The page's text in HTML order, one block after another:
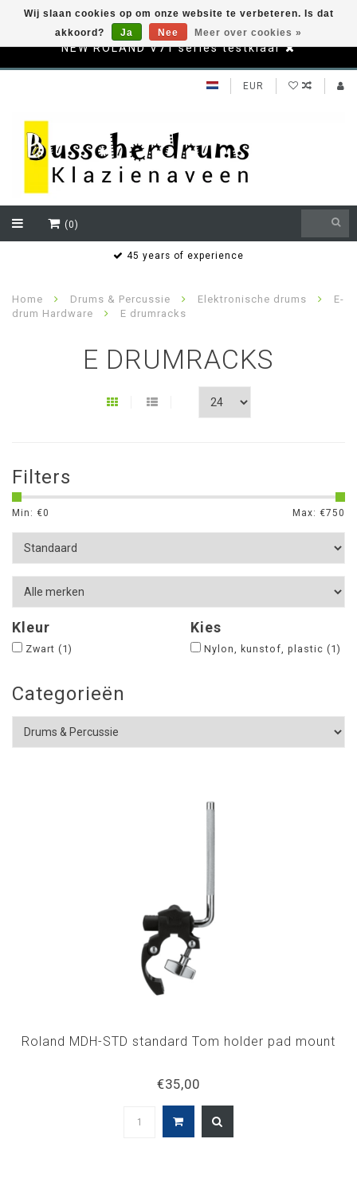
NEW ROLAND V71 series testklaar
EUR
(0)
Bereikbaar ook buiten de openingstijden via whatsapp
Home Drums & Percussie Elektronische drums
E-
drum Hardware
E drumracks
E DRUMRACKS
Filters
Min: €0 Max: €750
Kleur
Zwart (1)
Kies
Nylon, kunstof, plastic (1)
Categorieën
Roland MDH-STD standard Tom holder pad mount
€35,00
Wij slaan cookies op om onze website te verbeteren. Is dat
akkoord?
Ja Nee Meer over cookies »